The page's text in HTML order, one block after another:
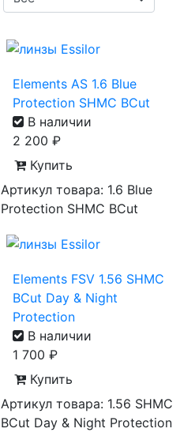
Elements AS 1.6 Blue
Protection SHMC BCut
В наличии
2 200 ₽
Купить
Артикул товара: 1.6 Blue
Protection SHMC BCut
Elements FSV 1.56 SHMC
BCut Day & Night
Protection
В наличии
1 700 ₽
Купить
Артикул товара: 1.56 SHMC
BCut Day & Night Protection